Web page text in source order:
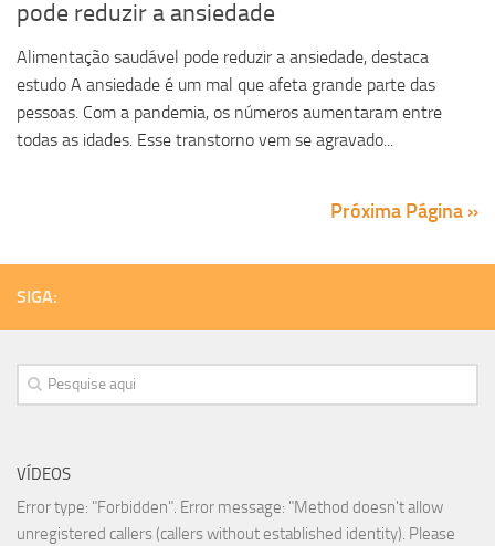
pode reduzir a ansiedade
Alimentação saudável pode reduzir a ansiedade, destaca
estudo A ansiedade é um mal que afeta grande parte das
pessoas. Com a pandemia, os números aumentaram entre
todas as idades. Esse transtorno vem se agravado...
Próxima Página »
SIGA:
VÍDEOS
Error type: "Forbidden". Error message: "Method doesn't allow
unregistered callers (callers without established identity). Please